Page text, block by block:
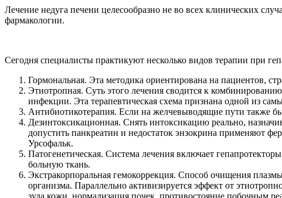
Лечение недуга печени целесообразно не во всех клинических
фармакологии.
Сегодня специалисты практикуют несколько видов терапии при
Гормональная. Эта методика ориентирована на пациентов,
Этиотропная. Суть этого лечения сводится к
инфекции. Эта терапевтическая схема признана одной из
Антибиотикотерапия. Если на желчевыводящие пути также
Дезинтоксикационная. Снять интоксикацию реально,
допустить панкреатин и недостаток энзокрина применяют
Урсофальк.
Патогенетическая. Система лечения включает
больную ткань.
Экстракорпоральная гемокоррекция. Способ очищения
организма. Параллельно активизируется эффект от